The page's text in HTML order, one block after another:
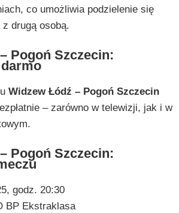
co umożliwia podzielenie się
drugą osobą.
Pogoń Szczecin:
Widzew Łódź – Pogoń Szczecin
– zarówno w telewizji, jak i w
Pogoń Szczecin:
godz. 20:30
BP Ekstraklasa